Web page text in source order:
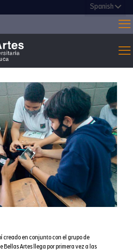
creado en conjunto con el grupo de
Bellas Artes llega por primera vez a las